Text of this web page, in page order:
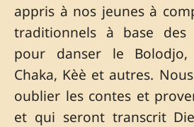
appris à nos jeunes à
traditionnels à base des
pour danser le Bolodjo,
Chaka, Kèè et autres.
oublier les contes et
et qui seront transcrit